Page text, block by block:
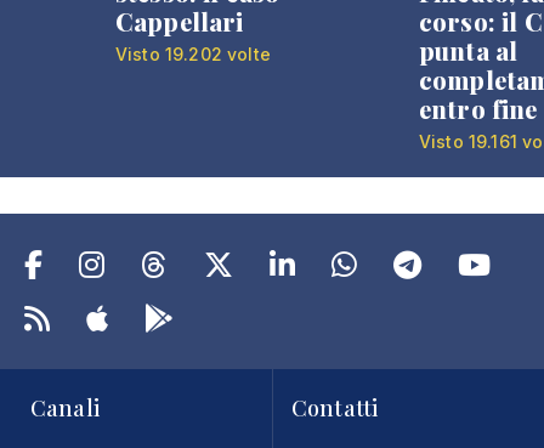
Cappellari
Visto 19.202 volte
corso: il
punta al
entro fine
Visto 19.161
Canali Contatti